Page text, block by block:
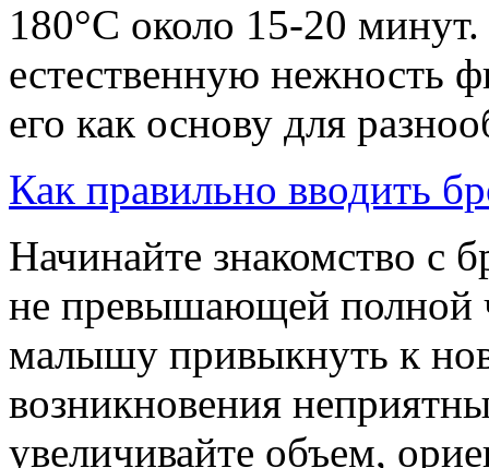
180°C около 15-20
естественную нежность
его как основу для
Как правильно вводить
Начинайте знакомство с
не превышающей полной
малышу привыкнуть к
возникновения
увеличивайте объем,